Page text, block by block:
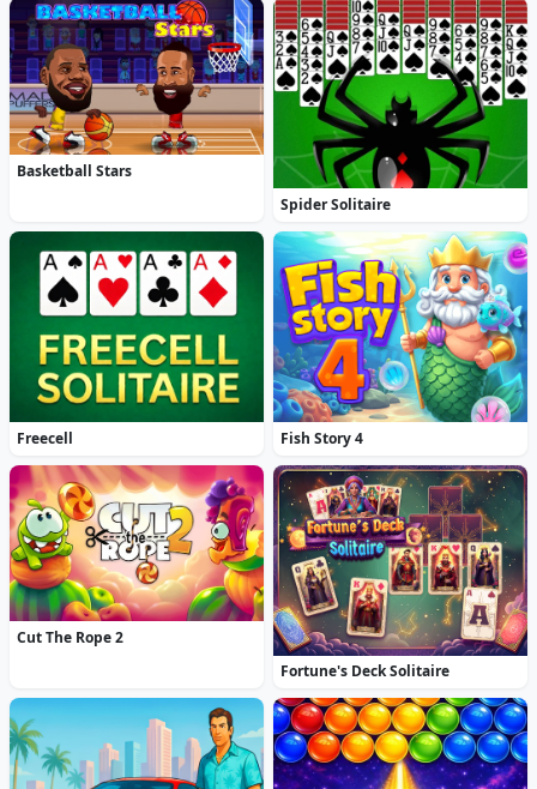
Basketball Stars
Spider Solitaire
Freecell Fish Story 4
Cut The Rope 2
Fortune's Deck Solitaire